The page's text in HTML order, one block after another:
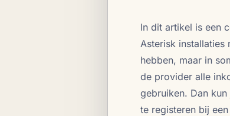
In dit artikel is een
Asterisk installaties
hebben, maar in
de provider alle
gebruiken. Dan
te registeren bij